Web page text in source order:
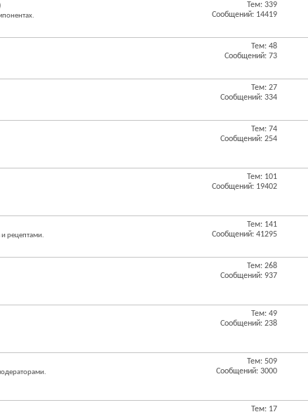
Тем: 339
Сообщений: 14419
Тем: 48
Сообщений: 73
Тем: 27
Сообщений: 334
Тем: 74
Сообщений: 254
Тем: 101
Сообщений: 19402
рецептами.
Тем: 141
Сообщений: 41295
Тем: 268
Сообщений: 937
Тем: 49
Сообщений: 238
Тем: 509
Сообщений: 3000
Тем: 17